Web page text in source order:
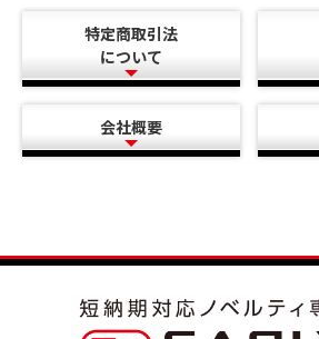
特定商取引法
について
会社概要